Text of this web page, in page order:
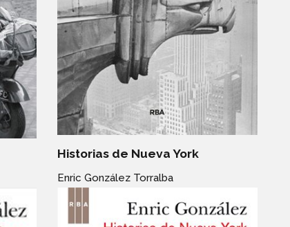
Historias de Nueva York
Enric González Torralba